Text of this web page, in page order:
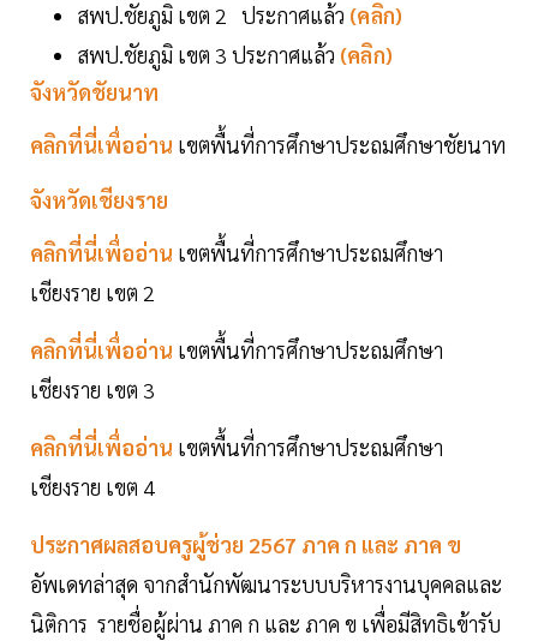
สพป.ชัยภูมิ เขต 2 ประกาศแล้ว (คลิก)
สพป.ชัยภูมิ เขต 3 ประกาศแล้ว (คลิก)
จังหวัดชัยนาท
คลิกที่นี่เพื่ออ่าน เขตพื้นที่การศึกษาประถมศึกษาชัยนาท
จังหวัดเชียงราย
คลิกที่นี่เพื่ออ่าน เขตพื้นที่การศึกษาประถมศึกษา
เชียงราย เขต 2
คลิกที่นี่เพื่ออ่าน เขตพื้นที่การศึกษาประถมศึกษา
เชียงราย เขต 3
คลิกที่นี่เพื่ออ่าน เขตพื้นที่การศึกษาประถมศึกษา
เชียงราย เขต 4
ประกาศผลสอบครูผู้ช่วย 2567 ภาค ก และ ภาค ข
อัพเดทล่าสุด จากสำนักพัฒนาระบบบริหารงานบุคคลและ
นิติการ รายชื่อผู้ผ่าน ภาค ก และ ภาค ข เพื่อมีสิทธิเข้ารับ